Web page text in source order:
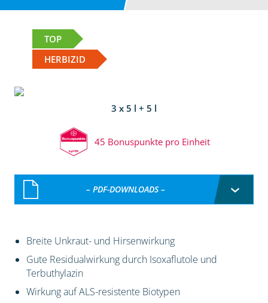
TOP
HERBIZID
3 x 5 l + 5 l
45 Bonuspunkte pro Einheit
– PDF-DOWNLOADS –
Breite Unkraut- und Hirsenwirkung
Gute Residualwirkung durch Isoxaflutole und
Terbuthylazin
Wirkung auf ALS-resistente Biotypen